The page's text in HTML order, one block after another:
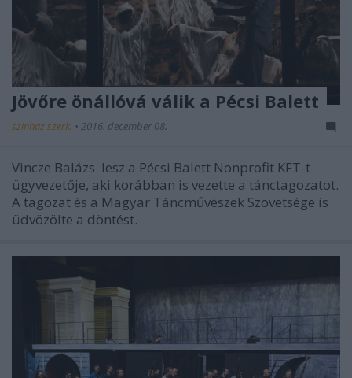
Jövőre önállóvá válik a Pécsi Balett
szinhaz szerk. • 2016. december 08.
Vincze Balázs lesz a Pécsi Balett Nonprofit KFT-t
ügyvezetője, aki korábban is vezette a tánctagozatot.
A tagozat és a Magyar Táncművészek Szövetsége is
üdvözölte a döntést.